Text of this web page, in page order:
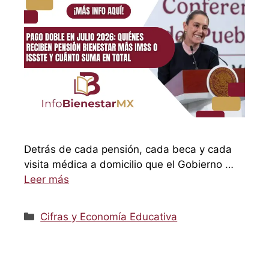
Detrás de cada pensión, cada beca y cada
visita médica a domicilio que el Gobierno …
Leer más
Categorías
Cifras y Economía Educativa